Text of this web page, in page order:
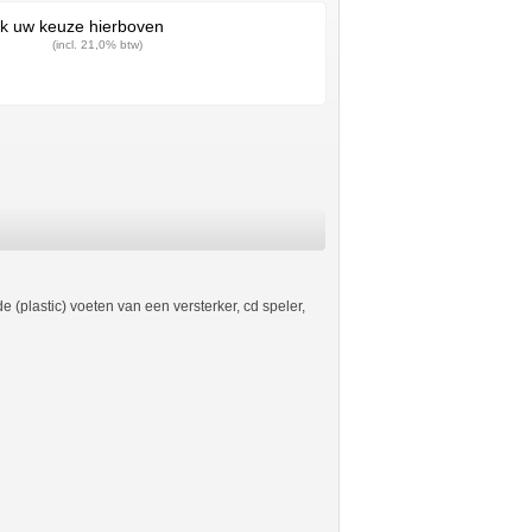
uw keuze hierboven
(incl. 21,0% btw)
(plastic) voeten van een versterker, cd speler,